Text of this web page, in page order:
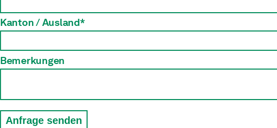
Kanton / Ausland*
Bemerkungen
Anfrage senden